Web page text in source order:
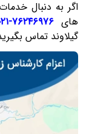
اگر به دنبال
های ۷۶۲۴۶۹۷۶-۰۲۱
گیلاوند تماس